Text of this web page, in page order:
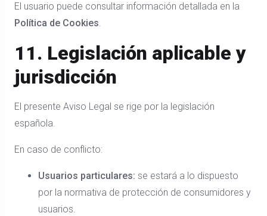
El usuario puede consultar información detallada en la
Política de Cookies.
11. Legislación aplicable y
jurisdicción
El presente Aviso Legal se rige por la legislación
española.
En caso de conflicto:
Usuarios particulares: se estará a lo dispuesto
por la normativa de protección de consumidores y
usuarios.